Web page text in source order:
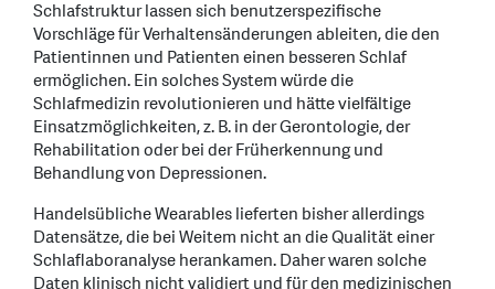
Schlafstruktur lassen sich benutzerspezifische
Vorschläge für Verhaltensänderungen ableiten, die den
Patientinnen und Patienten einen besseren Schlaf
ermöglichen. Ein solches System würde die
Schlafmedizin revolutionieren und hätte vielfältige
Einsatz­möglichkeiten, z. B. in der Gerontologie, der
Rehabilitation oder bei der Früherkennung und
Behandlung von Depressionen.
Handelsübliche Wearables lieferten bisher allerdings
Datensätze, die bei Weitem nicht an die Qualität einer
Schlaflaboranalyse herankamen. Daher waren solche
Daten klinisch nicht validiert und für den medizinischen